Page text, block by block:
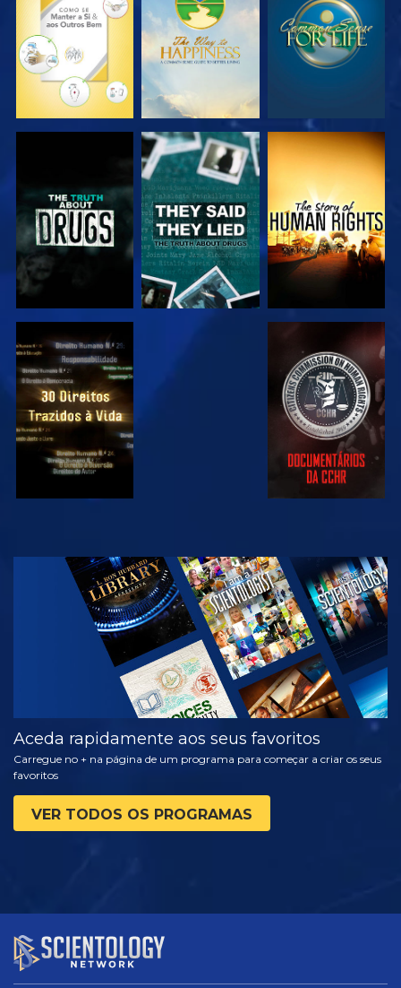
VER VER
VER VER
VER
EXPLORAR A
SÉRIE
Aceda rapidamente aos seus favoritos
Carregue no + na página de um programa para começar a criar os seus
favoritos
VER TODOS OS PROGRAMAS